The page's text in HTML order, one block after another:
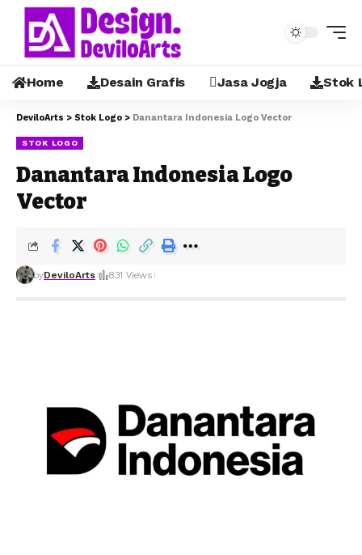
Home Desain Grafis Jasa Jogja Stok
DeviloArts > Stok Logo > Danantara Indonesia Logo Vector
STOK LOGO
Danantara Indonesia Logo
Vector
byDeviloArts 831 Views